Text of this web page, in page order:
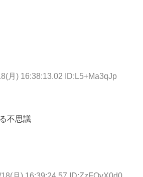
月) 16:38:13.02 ID:L5+Ma3qJp
不思議